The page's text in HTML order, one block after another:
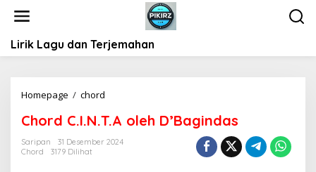
Lirik Lagu dan Terjemahan
Homepage / chord
o
r
Chord C.I.N.T.A oleh D’Bagindas
Saripan
31 Desember 2024
Chord
3179 Dilihat